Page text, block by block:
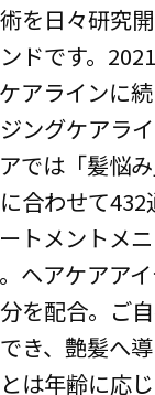
を日々研究
ドです。
アラインに
ングケアラ
では「髪悩み
合わせて
トメントメ
ヘアケアア
を配合。ご
き、艶髪へ導
は年齢に応